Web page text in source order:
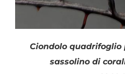
(5)
(7)
Ciondolo
sassolino di